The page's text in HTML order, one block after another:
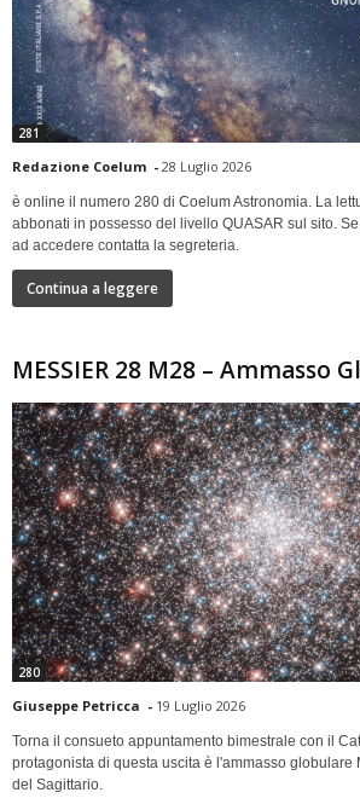
281
Redazione Coelum - 28 Luglio 2026
è online il numero 280 di Coelum Astronomia. La
abbonati in possesso del livello QUASAR sul sito.
ad accedere contatta la segreteria.
Continua a leggere
MESSIER 28 M28 – Ammasso
280
Giuseppe Petricca - 19 Luglio 2026
Torna il consueto appuntamento bimestrale con il
protagonista di questa uscita è l'ammasso globulare
del Sagittario.